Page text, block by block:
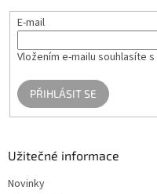
E-mail
Vložením e-mailu souhlasíte s
PŘIHLÁSIT SE
Užitečné informace
Novinky